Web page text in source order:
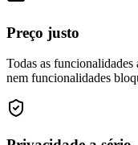
Preço justo
Todas as
nem funcionalidades